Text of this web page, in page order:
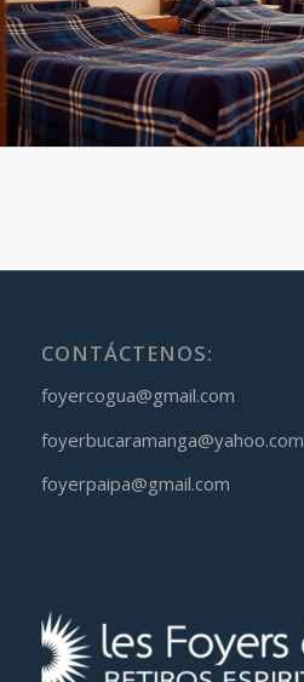
CONTÁCTENOS:
foyercogua@gmail.com
foyerbucaramanga@yahoo.com
foyerpaipa@gmail.com